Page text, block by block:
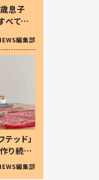
歳息子
べてを
許
編集部
ッド」
り続け
の子編集部